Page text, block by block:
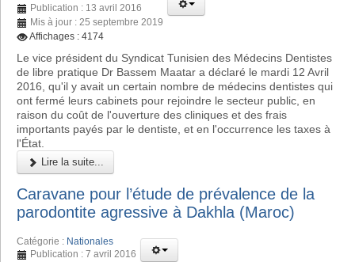
Publication : 13 avril 2016
Mis à jour : 25 septembre 2019
Affichages : 4174
Le vice président du Syndicat Tunisien des Médecins Dentistes
de libre pratique Dr Bassem Maatar a déclaré le mardi 12 Avril
2016, qu'il y avait un certain nombre de médecins dentistes qui
ont fermé leurs cabinets pour rejoindre le secteur public, en
raison du coût de l'ouverture des cliniques et des frais
importants payés par le dentiste, et en l'occurrence les taxes à
l'État.
Lire la suite...
Caravane pour l’étude de prévalence de la
parodontite agressive à Dakhla (Maroc)
Catégorie : Nationales
Publication : 7 avril 2016